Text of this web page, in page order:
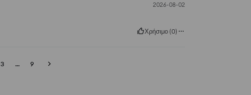
2026-08-02
Χρήσιμο(0)
3 ... 9